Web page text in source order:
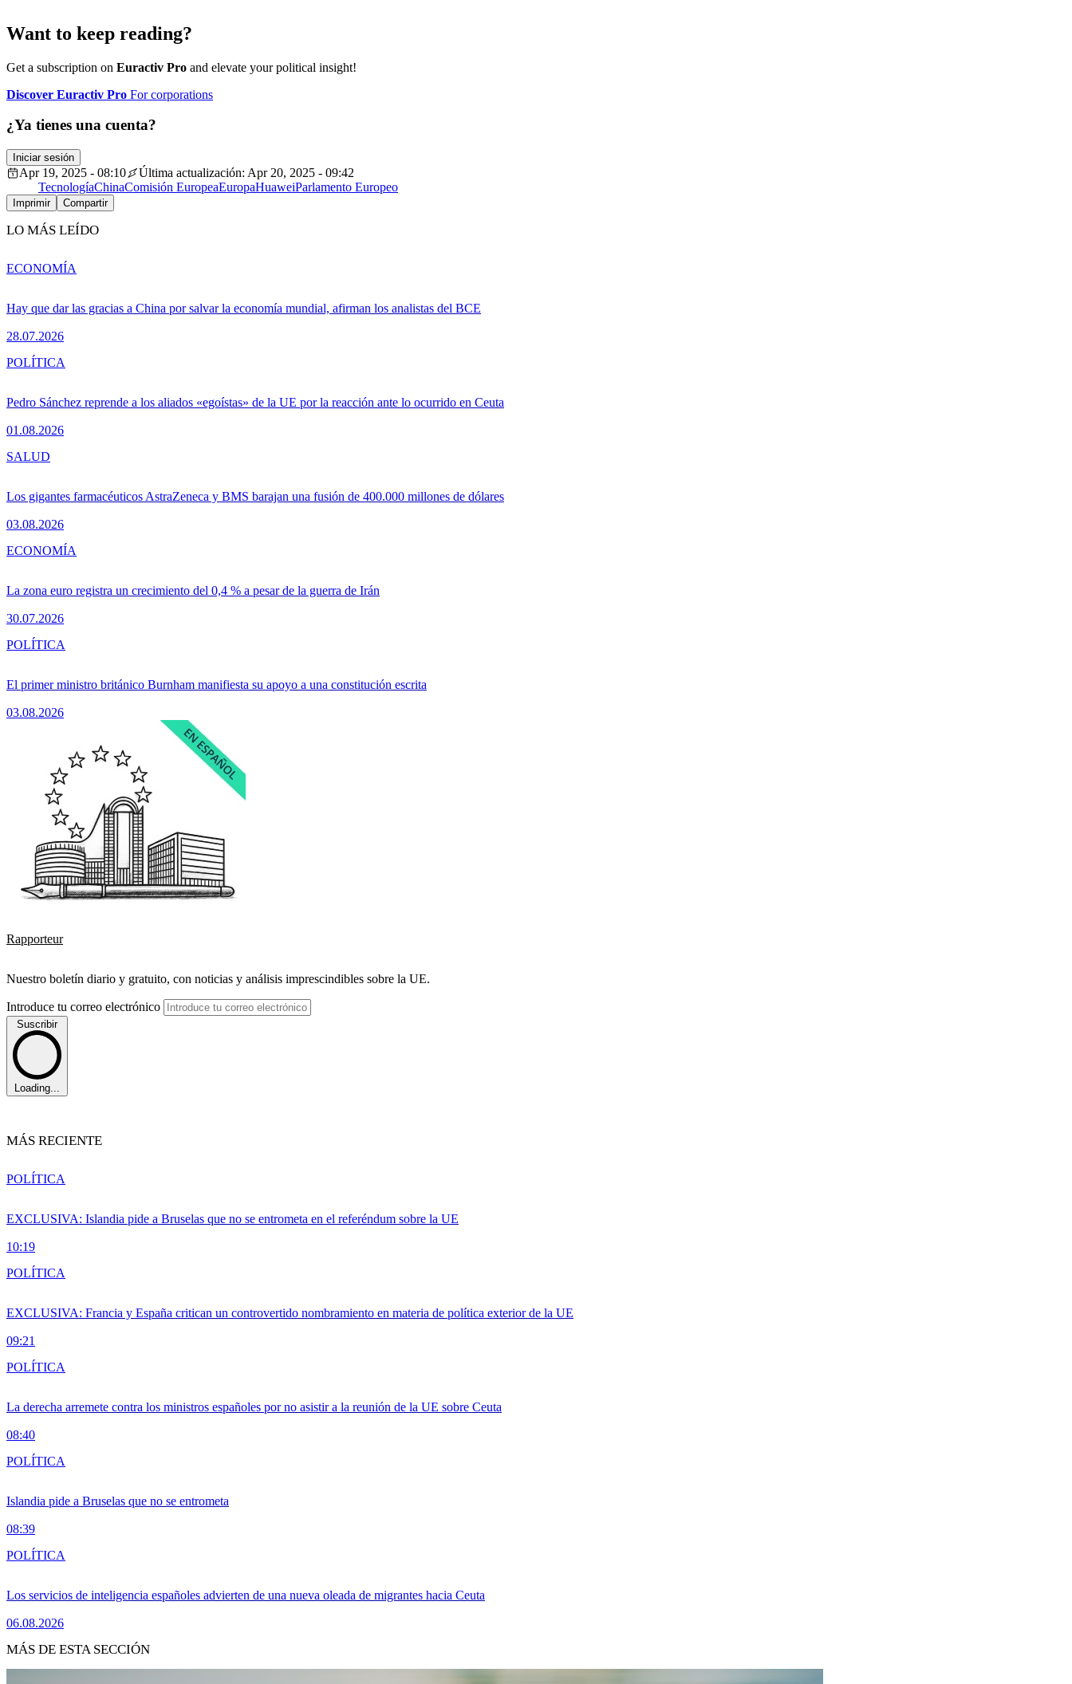
Want to keep reading?
Get a subscription on Euractiv Pro and elevate your political insight!
Discover Euractiv Pro For corporations
¿Ya tienes una cuenta?
Iniciar sesión
Apr 19, 2025 - 08:10
Última actualización: Apr 20, 2025 - 09:42
TecnologíaChinaComisión EuropeaEuropaHuaweiParlamento Europeo
Imprimir Compartir
LO MÁS LEÍDO
Hay que dar las gracias a China por salvar la economía mundial, afirman los analistas del BCE
28.07.2026
ECONOMÍA
Pedro Sánchez reprende a los aliados «egoístas» de la UE por la reacción ante lo ocurrido en Ceuta
01.08.2026
POLÍTICA
Los gigantes farmacéuticos AstraZeneca y BMS barajan una fusión de 400.000 millones de dólares
03.08.2026
SALUD
La zona euro registra un crecimiento del 0,4 % a pesar de la guerra de Irán
30.07.2026
ECONOMÍA
El primer ministro británico Burnham manifiesta su apoyo a una constitución escrita
03.08.2026
POLÍTICA
Rapporteur
Nuestro boletín diario y gratuito, con noticias y análisis imprescindibles sobre la UE.
Introduce tu correo electrónico
Suscribir
Loading...
MÁS RECIENTE
EXCLUSIVA: Islandia pide a Bruselas que no se entrometa en el referéndum sobre la UE
10:19
POLÍTICA
EXCLUSIVA: Francia y España critican un controvertido nombramiento en materia de política exterior de la UE
09:21
POLÍTICA
La derecha arremete contra los ministros españoles por no asistir a la reunión de la UE sobre Ceuta
08:40
POLÍTICA
Islandia pide a Bruselas que no se entrometa
08:39
POLÍTICA
Los servicios de inteligencia españoles advierten de una nueva oleada de migrantes hacia Ceuta
06.08.2026
POLÍTICA
MÁS DE ESTA SECCIÓN